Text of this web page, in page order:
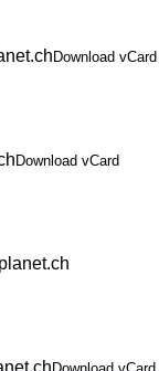
Download vCard
Download vCard